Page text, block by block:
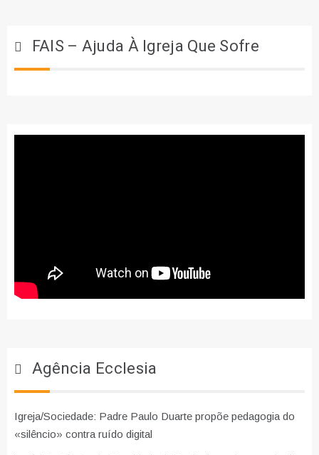
FAIS – Ajuda À Igreja Que Sofre
Agência Ecclesia
Igreja/Sociedade: Padre Paulo Duarte propõe pedagogia do
«silêncio» contra ruído digital